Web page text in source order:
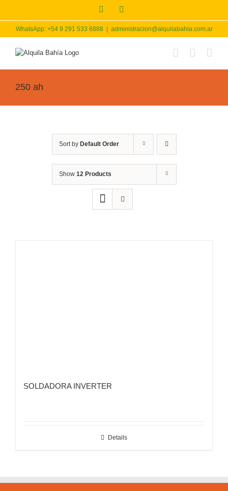
content
Facebook
WhatsApp: +54 9 291 533 6888 administracion@alquilabahia.com.ar
250 ah
Sort by Default Order
Show 12 Products
SOLDADORA INVERTER
Details